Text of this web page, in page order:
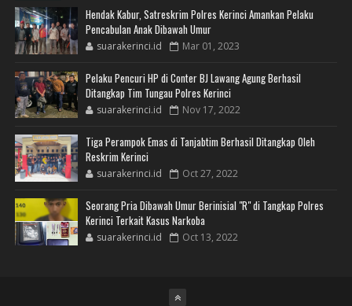
Hendak Kabur, Satreskrim Polres Kerinci Amankan Pelaku
Pencabulan Anak Dibawah Umur
suarakerinci.id Mar 01, 2023
Pelaku Pencuri HP di Conter BJ Lawang Agung Berhasil
Ditangkap Tim Tungau Polres Kerinci
suarakerinci.id Nov 17, 2022
Tiga Perampok Emas di Tanjabtim Berhasil Ditangkap Oleh
Reskrim Kerinci
suarakerinci.id Oct 27, 2022
Seorang Pria Dibawah Umur Berinisial "R" di Tangkap Polres
Kerinci Terkait Kasus Narkoba
suarakerinci.id Oct 13, 2022